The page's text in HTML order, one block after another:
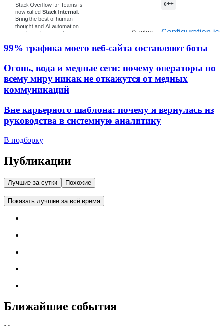
99% трафика моего веб‑сайта составляют боты
Огонь, вода и медные сети: почему операторы по
всему миру никак не откажутся от медных
коммуникаций
Вне карьерного шаблона: почему я вернулась из
руководства в системную аналитику
В подборку
Публикации
Лучшие за сутки Похожие
Показать лучшие за всё время
Ближайшие события